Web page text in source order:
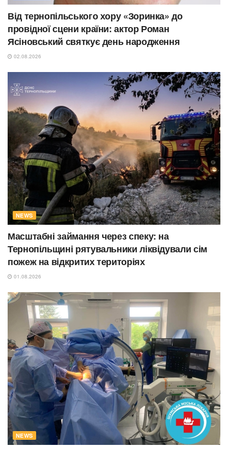
Від тернопільського хору «Зоринка» до
провідної сцени країни: актор Роман
Ясіновський святкує день народження
02.08.2026
NEWS
Масштабні займання через спеку: на
Тернопільщині рятувальники ліквідували сім
пожеж на відкритих територіях
01.08.2026
NEWS